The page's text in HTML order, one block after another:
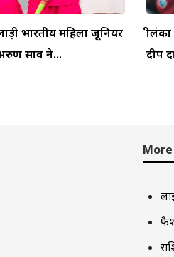
भारतीय महिला जूनियर
साव ने...
दीप
More